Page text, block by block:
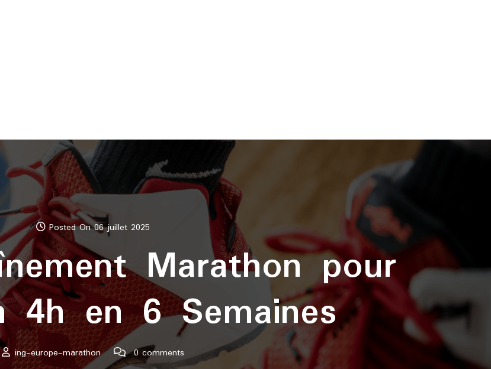
Posted On 06 juillet 2025
Marathon pour
4h en 6 Semaines
ing-europe-marathon
0 comments